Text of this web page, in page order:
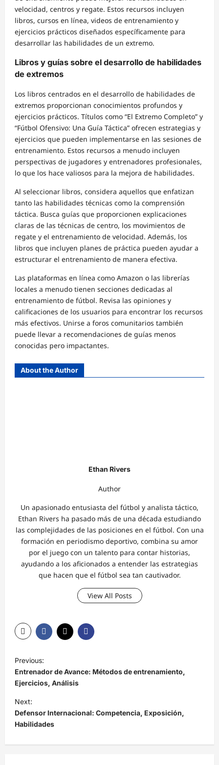
velocidad, centros y regate. Estos recursos incluyen
libros, cursos en línea, videos de entrenamiento y
ejercicios prácticos diseñados específicamente para
desarrollar las habilidades de un extremo.
Libros y guías sobre el desarrollo de habilidades
de extremos
Los libros centrados en el desarrollo de habilidades de
extremos proporcionan conocimientos profundos y
ejercicios prácticos. Títulos como “El Extremo Completo” y
“Fútbol Ofensivo: Una Guía Táctica” ofrecen estrategias y
ejercicios que pueden implementarse en las sesiones de
entrenamiento. Estos recursos a menudo incluyen
perspectivas de jugadores y entrenadores profesionales,
lo que los hace valiosos para la mejora de habilidades.
Al seleccionar libros, considera aquellos que enfatizan
tanto las habilidades técnicas como la comprensión
táctica. Busca guías que proporcionen explicaciones
claras de las técnicas de centro, los movimientos de
regate y el entrenamiento de velocidad. Además, los
libros que incluyen planes de práctica pueden ayudar a
estructurar el entrenamiento de manera efectiva.
Las plataformas en línea como Amazon o las librerías
locales a menudo tienen secciones dedicadas al
entrenamiento de fútbol. Revisa las opiniones y
calificaciones de los usuarios para encontrar los recursos
más efectivos. Unirse a foros comunitarios también
puede llevar a recomendaciones de guías menos
conocidas pero impactantes.
About the Author
Ethan Rivers
Author
Un apasionado entusiasta del fútbol y analista táctico,
Ethan Rivers ha pasado más de una década estudiando
las complejidades de las posiciones en el fútbol. Con una
formación en periodismo deportivo, combina su amor
por el juego con un talento para contar historias,
ayudando a los aficionados a entender las estrategias
que hacen que el fútbol sea tan cautivador.
View All Posts
P
o
s
t
n
a
v
Previous:
Entrenador de Avance: Métodos de entrenamiento,
Ejercicios, Análisis
Next:
Defensor Internacional: Competencia, Exposición,
Habilidades